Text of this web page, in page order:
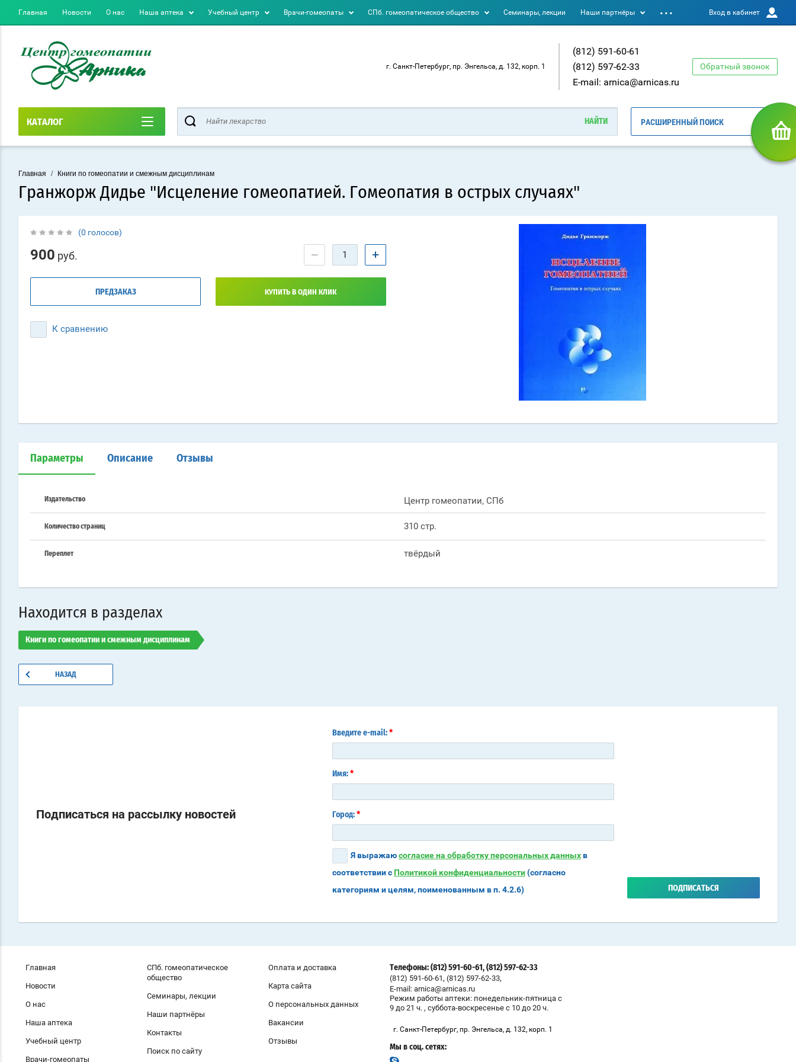
Главная Новости О нас Наша аптека Учебный центр Врачи-гомеопаты СПб. гомеопатическое общество Семинары, лекции Наши партнёры Вход в кабинет
г. Санкт-Петербург, пр. Энгельса, д. 132, корп. 1
(812) 591-60-61
(812) 597-62-33
E-mail: arnica@arnicas.ru
Обратный звонок
КАТАЛОГ РАСШИРЕННЫЙ ПОИСК
Главная / Книги по гомеопатии и смежным дисциплинам
Гранжорж Дидье "Исцеление гомеопатией. Гомеопатия в острых случаях"
(0 голосов)
900 руб. − +
ПРЕДЗАКАЗ КУПИТЬ В ОДИН КЛИК
К сравнению
Параметры Описание Отзывы
Издательство Центр гомеопатии, СПб
Количество страниц 310 стр.
Переплет твёрдый
Находится в разделах
Книги по гомеопатии и смежным дисциплинам
НАЗАД
Подписаться на рассылку новостей
Введите e-mail: *
Имя: *
Город: *
Я выражаюсогласие на обработку персональных данныхв
соответствии с Политикой конфиденциальности(согласно
категориям и целям, поименованным в п. 4.2.6)
ПОДПИСАТЬСЯ
Главная
Новости
О нас
Наша аптека
Учебный центр
Врачи-гомеопаты
СПб. гомеопатическое
общество
Семинары, лекции
Наши партнёры
Контакты
Поиск по сайту
Оплата и доставка
Карта сайта
О персональных данных
Вакансии
Отзывы
Телефоны: (812) 591-60-61, (812) 597-62-33
(812) 591-60-61 , (812) 597-62-33,
E-mail: arnica@arnicas.ru
Режим работы аптеки: понедельник-пятница с
9 до 21 ч. , суббота-воскресенье с 10 до 20 ч.
г. Санкт-Петербург, пр. Энгельса, д. 132, корп. 1
Мы в соц. сетях: